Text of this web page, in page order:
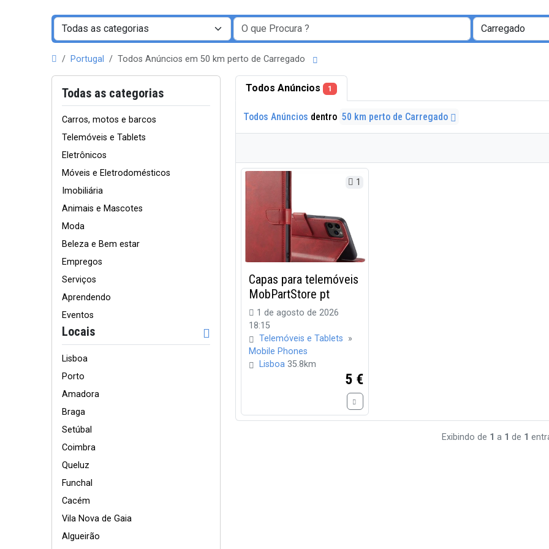
Portugal Todos Anúncios em 50 km perto de Carregado
Todas as categorias
Carros, motos e barcos
Telemóveis e Tablets
Eletrônicos
Móveis e Eletrodomésticos
Imobiliária
Animais e Mascotes
Moda
Beleza e Bem estar
Empregos
Serviços
Aprendendo
Eventos
Locais
Lisboa
Porto
Amadora
Braga
Setúbal
Coimbra
Queluz
Funchal
Cacém
Vila Nova de Gaia
Algueirão
Todos Anúncios 1
Todos Anúncios dentro 50 km perto de Carregado
1
Capas para telemóveis
MobPartStore pt
1 de agosto de 2026
18:15
Telemóveis e Tablets »
Mobile Phones
Lisboa 35.8km
5 €
Exibindo de 1 a 1 de 1